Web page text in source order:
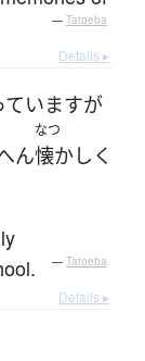
— Tatoeba
Details ▸
いますが
ん
なつ
懐かしく
— Tatoeba
Details ▸